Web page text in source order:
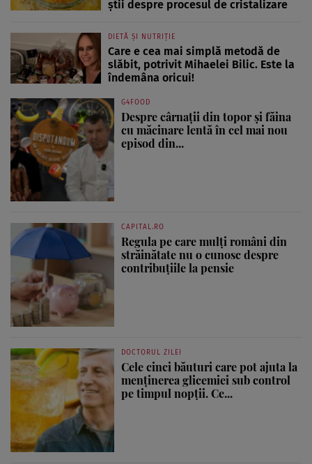
știi despre procesul de cristalizare
DIETĂ ȘI NUTRIȚIE
Care e cea mai simplă metodă de
slăbit, potrivit Mihaelei Bilic. Este la
îndemâna oricui!
G4FOOD
Despre cârnații din topor și făina
cu măcinare lentă în cel mai nou
episod din...
CAPITAL.RO
Regula pe care mulți români din
străinătate nu o cunosc despre
contribuțiile la pensie
DOCTORUL ZILEI
Cele cinci băuturi care pot ajuta la
menținerea glicemiei sub control
pe timpul nopții. Ce...